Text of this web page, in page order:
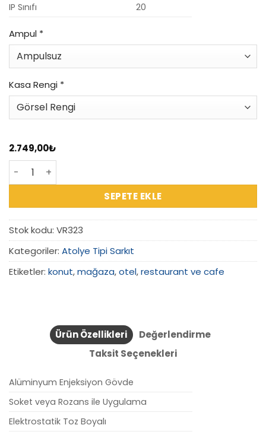
IP Sınıfı
20
Ampul *
Kasa Rengi *
2.749,00₺
VR323 - Atölye Tipi Sarkıt adet
SEPETE EKLE
Stok kodu: VR323
Kategoriler: Atolye Tipi Sarkıt
Etiketler: konut,mağaza,otel,restaurant ve cafe
Ürün Özellikleri
Değerlendirme
Taksit Seçenekleri
Alüminyum Enjeksiyon Gövde
Soket veya Rozans ile Uygulama
Elektrostatik Toz Boyalı